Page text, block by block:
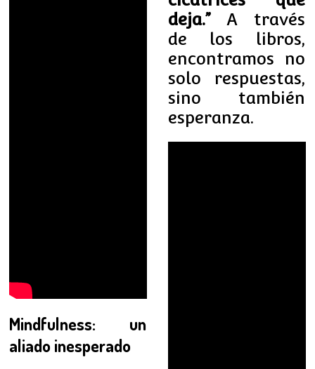
Mindfulness: un
aliado inesperado
deja.”A través
de los libros,
encontramos no
solo respuestas,
sino también
esperanza.